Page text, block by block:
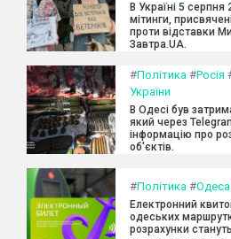
В Україні 5 серпня
мітинги,
проти відставки
Завтра.UA.
#Політика #Росія
України
В Одесі був
який через
інформацію про
об'єктів.
#Політика #Одеса
Електронний
одеських
розрахунки